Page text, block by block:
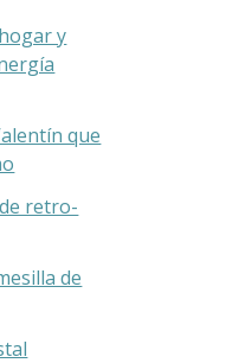
y
que
retro-
de